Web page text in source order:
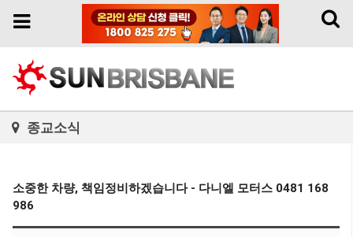
Toggle
Toggle
종교소식
소중한 차량, 책임정비하겠습니다 - 다니엘 모터스 0481 168
986